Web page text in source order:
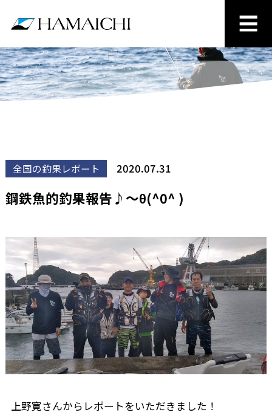
全国の釣果レポート 2020.07.31
鋼鉄魚的釣果報告♪～θ(^0^ )
上野寛さんからレポートをいただきました！